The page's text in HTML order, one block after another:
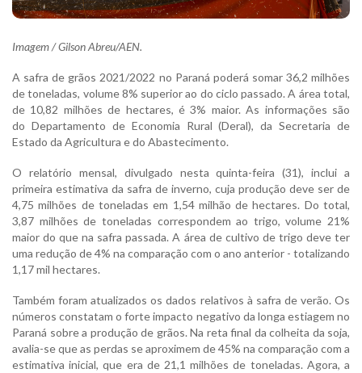
Imagem / Gilson Abreu/AEN.
A safra de grãos 2021/2022 no Paraná poderá somar 36,2 milhões
de toneladas, volume 8% superior ao do ciclo passado. A área total,
de 10,82 milhões de hectares, é 3% maior. As informações são
do Departamento de Economia Rural (Deral), da Secretaria de
Estado da Agricultura e do Abastecimento.
O relatório mensal, divulgado nesta quinta-feira (31), inclui a
primeira estimativa da safra de inverno, cuja produção deve ser de
4,75 milhões de toneladas em 1,54 milhão de hectares. Do total,
3,87 milhões de toneladas correspondem ao trigo, volume 21%
maior do que na safra passada. A área de cultivo de trigo deve ter
uma redução de 4% na comparação com o ano anterior - totalizando
1,17 mil hectares.
Também foram atualizados os dados relativos à safra de verão. Os
números constatam o forte impacto negativo da longa estiagem no
Paraná sobre a produção de grãos. Na reta final da colheita da soja,
avalia-se que as perdas se aproximem de 45% na comparação com a
estimativa inicial, que era de 21,1 milhões de toneladas. Agora, a